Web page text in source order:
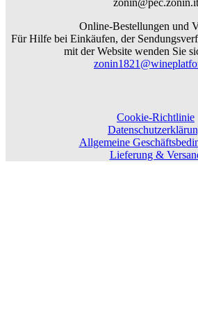
zonin@pec.zonin.it
Online-Bestellungen und
Für Hilfe bei Einkäufen, der
mit der Website wenden Sie
Cookie-Richtlinie
Allgemeine
Lieferung &